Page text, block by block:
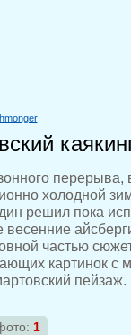
перерыва,
холодной
решил пока
весенние
частью
картинок с
пейзаж.
1